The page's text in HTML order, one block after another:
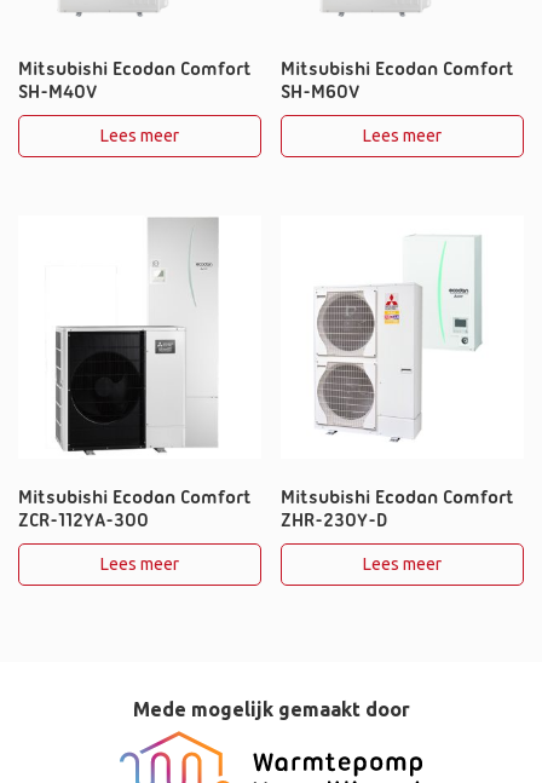
Mitsubishi Ecodan Comfort
SH-M40V
Lees meer
Mitsubishi Ecodan Comfort
SH-M60V
Lees meer
Mitsubishi Ecodan Comfort
ZCR-112YA-300
Lees meer
Mitsubishi Ecodan Comfort
ZHR-230Y-D
Lees meer
Mede mogelijk gemaakt door